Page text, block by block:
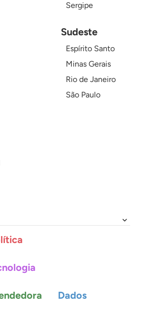
Sergipe
Sudeste
Espírito Santo
Minas Gerais
Rio de Janeiro
São Paulo
Dados